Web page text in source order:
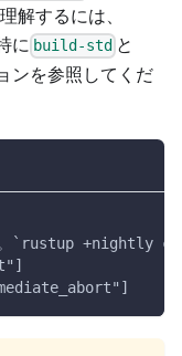
解するには、
に build-std と
ンを参照してくだ
。`rustup +nightly